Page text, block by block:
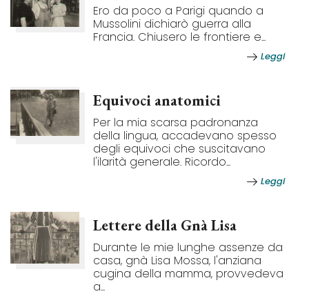
Ero da poco a Parigi quando a
Mussolini dichiarò guerra alla
Francia. Chiusero le frontiere e...
Leggi
Equivoci anatomici
Per la mia scarsa padronanza
della lingua, accadevano spesso
degli equivoci che suscitavano
l'ilarità generale. Ricordo...
Leggi
Lettere della Gnà Lisa
Durante le mie lunghe assenze da
casa, gnà Lisa Mossa, l'anziana
cugina della mamma, provvedeva
a...